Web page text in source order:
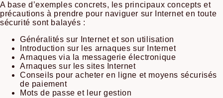
A base d’exemples concrets, les principaux concepts et
précautions à prendre pour naviguer sur Internet en toute
sécurité sont balayés :
Généralités sur Internet et son utilisation
Introduction sur les arnaques sur Internet
Arnaques via la messagerie électronique
Arnaques sur les sites Internet
Conseils pour acheter en ligne et moyens sécurisés
de paiement
Mots de passe et leur gestion